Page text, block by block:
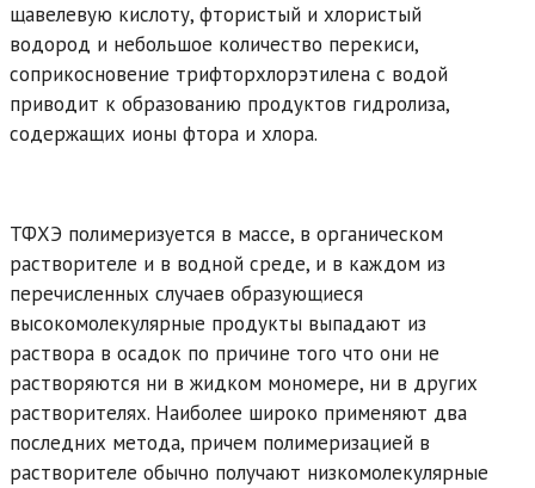
щавелевую кислоту, фтористый и хлористый
водород и небольшое количество перекиси,
соприкосновение трифторхлорэтилена с водой
приводит к образованию продуктов гидролиза,
содержащих ионы фтора и хлора.
ТФХЭ полимеризуется в массе, в органическом
растворителе и в водной среде, и в каждом из
перечисленных случаев образующиеся
высокомолекулярные продукты выпадают из
раствора в осадок по причине того что они не
растворяются ни в жидком мономере, ни в других
растворителях. Наиболее широко применяют два
последних метода, причем полимеризацией в
растворителе обычно получают низкомолекулярные